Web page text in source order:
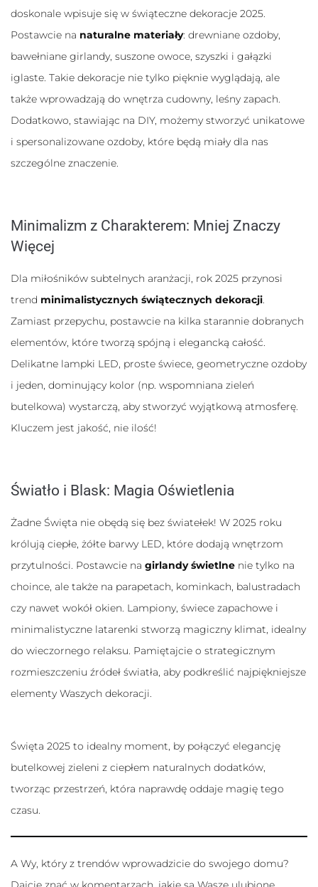
doskonale wpisuje się w świąteczne dekoracje 2025.
Postawcie na naturalne materiały: drewniane ozdoby,
bawełniane girlandy, suszone owoce, szyszki i gałązki
iglaste. Takie dekoracje nie tylko pięknie wyglądają, ale
także wprowadzają do wnętrza cudowny, leśny zapach.
Dodatkowo, stawiając na DIY, możemy stworzyć unikatowe
i spersonalizowane ozdoby, które będą miały dla nas
szczególne znaczenie.
Minimalizm z Charakterem: Mniej Znaczy
Więcej
Dla miłośników subtelnych aranżacji, rok 2025 przynosi
trend minimalistycznych świątecznych dekoracji.
Zamiast przepychu, postawcie na kilka starannie dobranych
elementów, które tworzą spójną i elegancką całość.
Delikatne lampki LED, proste świece, geometryczne ozdoby
i jeden, dominujący kolor (np. wspomniana zieleń
butelkowa) wystarczą, aby stworzyć wyjątkową atmosferę.
Kluczem jest jakość, nie ilość!
Światło i Blask: Magia Oświetlenia
Żadne Święta nie obędą się bez światełek! W 2025 roku
królują ciepłe, żółte barwy LED, które dodają wnętrzom
przytulności. Postawcie na girlandy świetlne nie tylko na
choince, ale także na parapetach, kominkach, balustradach
czy nawet wokół okien. Lampiony, świece zapachowe i
minimalistyczne latarenki stworzą magiczny klimat, idealny
do wieczornego relaksu. Pamiętajcie o strategicznym
rozmieszczeniu źródeł światła, aby podkreślić najpiękniejsze
elementy Waszych dekoracji.
Święta 2025 to idealny moment, by połączyć elegancję
butelkowej zieleni z ciepłem naturalnych dodatków,
tworząc przestrzeń, która naprawdę oddaje magię tego
czasu.
A Wy, który z trendów wprowadzicie do swojego domu?
Marketing
Udostępniając
zainteresowania i
zachowania
odwiedzania naszej
szansę na
zobaczenie
spersonalizowanych
treści i ofert.